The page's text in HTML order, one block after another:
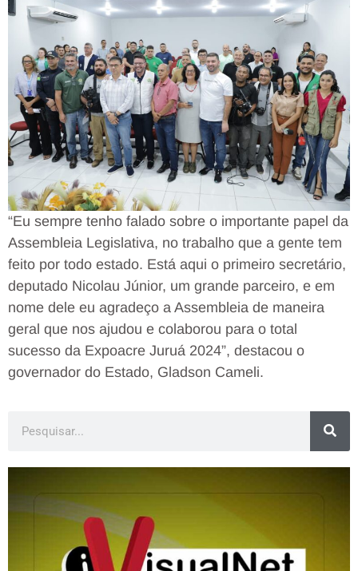
“Eu sempre tenho falado sobre o importante papel da
Assembleia Legislativa, no trabalho que a gente tem
feito por todo estado. Está aqui o primeiro secretário,
deputado Nicolau Júnior, um grande parceiro, e em
nome dele eu agradeço a Assembleia de maneira
geral que nos ajudou e colaborou para o total
sucesso da Expoacre Juruá 2024”, destacou o
governador do Estado, Gladson Cameli.